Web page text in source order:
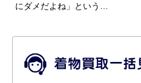
にダメだよね」という…